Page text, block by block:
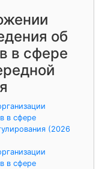
об
в сфере
в сфере
(2026
в сфере